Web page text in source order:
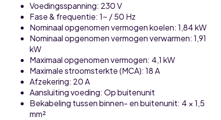
Voedingsspanning: 230 V
Fase & frequentie: 1~ / 50 Hz
Nominaal opgenomen vermogen koelen: 1,84 kW
Nominaal opgenomen vermogen verwarmen: 1,91
kW
Maximaal opgenomen vermogen: 4,1 kW
Maximale stroomsterkte (MCA): 18 A
Afzekering: 20 A
Aansluiting voeding: Op buitenunit
Bekabeling tussen binnen- en buitenunit: 4 × 1,5
mm²